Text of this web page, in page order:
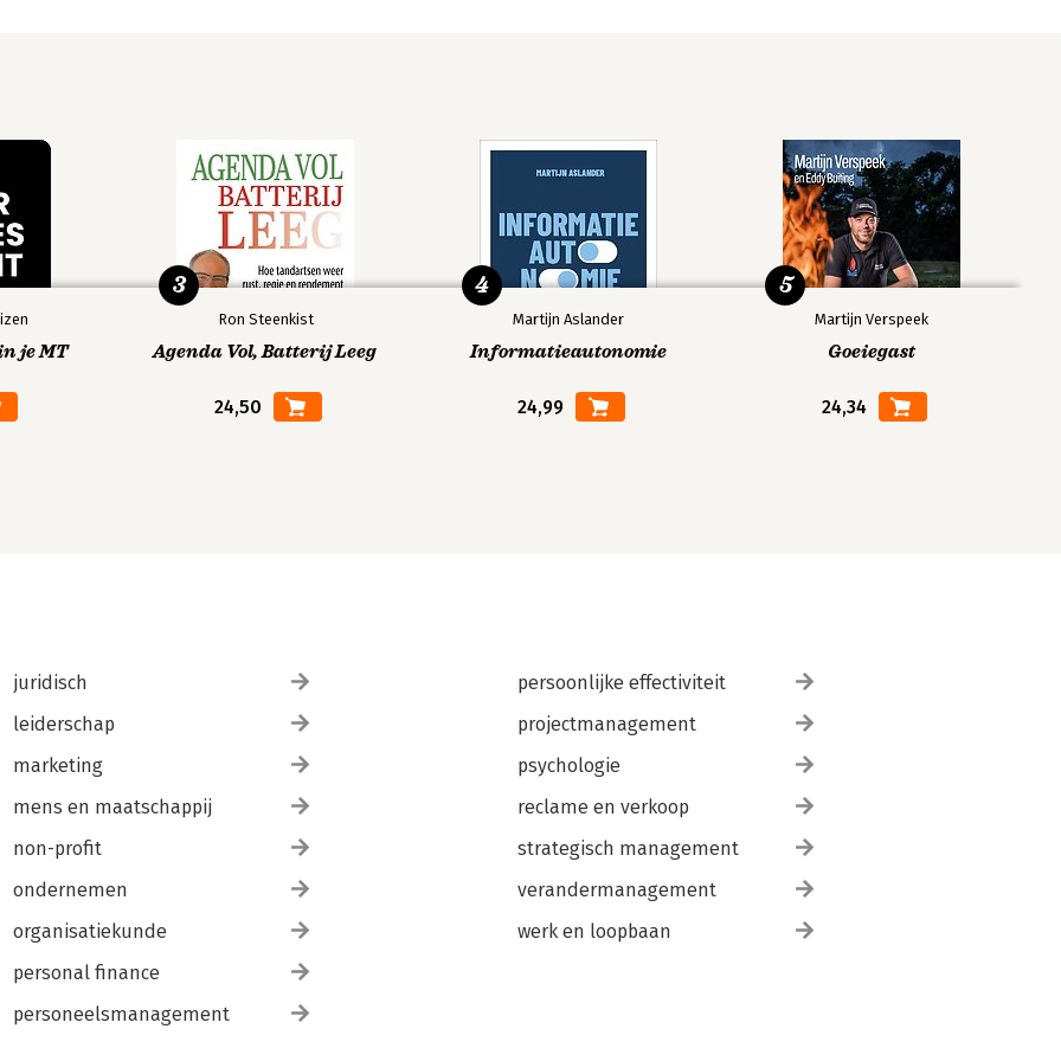
je MT
Ron Steenkist
Agenda Vol, Batterij Leeg
24,50
3
Martijn Aslander
Informatieautonomie
24,99
4
Martijn Verspeek
Goeiegast
24,34
5
juridisch
leiderschap
marketing
mens en maatschappij
non-profit
ondernemen
organisatiekunde
personal finance
personeelsmanagement
persoonlijke effectiviteit
projectmanagement
psychologie
reclame en verkoop
strategisch management
verandermanagement
werk en loopbaan